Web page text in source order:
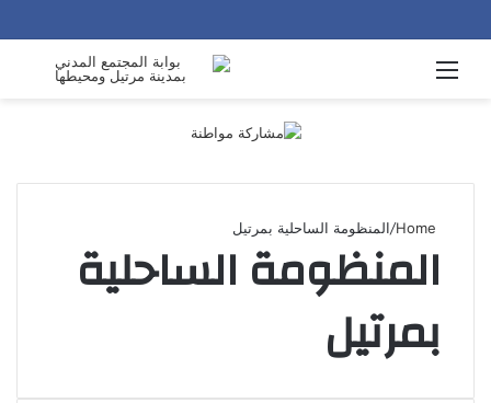
/المنظومة الساحلية بمرتيل
المنظومة الساحلية
بمرتيل